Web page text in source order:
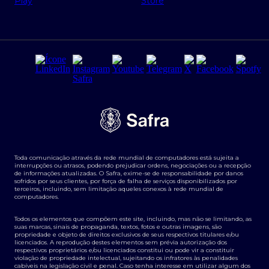
Regras e Parâmetros de Atuação Banco Safra
Segurança da Informação
Tarifas e serviços Pessoa Física
Transparência de remuneração
Termos e Condições para Portabilidade de Investimento
Derivativos
Agronegócios
Toda comunicação através da rede mundial de computadores está sujeita a
interrupções ou atrasos, podendo prejudicar ordens, negociações ou a recepção
de informações atualizadas. O Safra, exime-se de responsabilidade por danos
sofridos por seus clientes, por força de falha de serviços disponibilizados por
terceiros, incluindo, sem limitação aqueles conexos à rede mundial de
computadores.
Todos os elementos que compõem este site, incluindo, mas não se limitando, as
suas marcas, sinais de propaganda, textos, fotos e outras imagens, são
propriedade e objeto de direitos exclusivos de seus respectivos titulares e/ou
licenciados. A reprodução destes elementos sem prévia autorização dos
respectivos proprietários e/ou licenciados constitui ou pode vir a constituir
violação de propriedade intelectual, sujeitando os infratores às penalidades
cabíveis na legislação civil e penal. Caso tenha interesse em utilizar algum dos